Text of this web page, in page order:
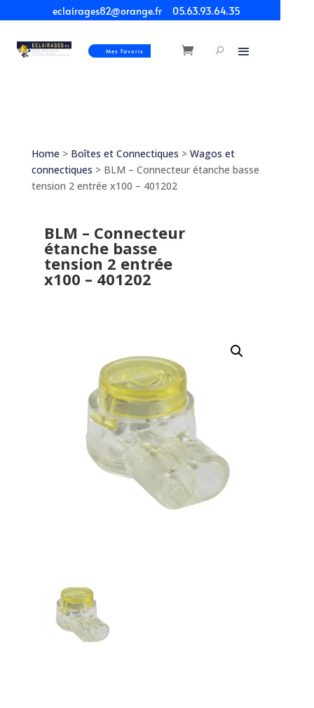
eclairages82@orange.fr 05.63.93.64.35
Mes Favoris
Home > Boîtes et Connectiques > Wagos et
connectiques > BLM – Connecteur étanche basse
tension 2 entrée x100 – 401202
BLM – Connecteur
étanche basse
tension 2 entrée
x100 – 401202